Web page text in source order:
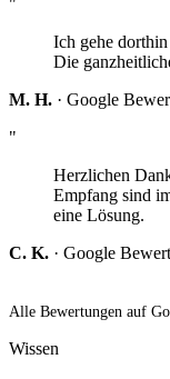
"
Ich gehe
Die
M. H. · Google
"
Herzlichen
Empfang sind
eine Lösung.
C. K. · Google
Alle Bewertungen auf
Wissen